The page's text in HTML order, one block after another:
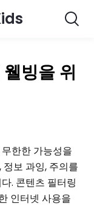
빙을 위
한한 가능성을
보 과잉, 주의를
. 콘텐츠 필터링
인터넷 사용을